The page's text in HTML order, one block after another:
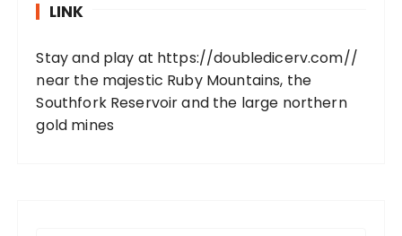
LINK
Stay and play at https://doubledicerv.com//
near the majestic Ruby Mountains, the
Southfork Reservoir and the large northern
gold mines